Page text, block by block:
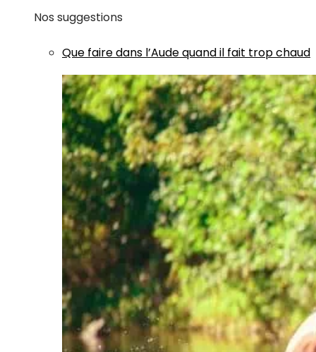
Nos suggestions
Que faire dans l’Aude quand il fait trop chaud